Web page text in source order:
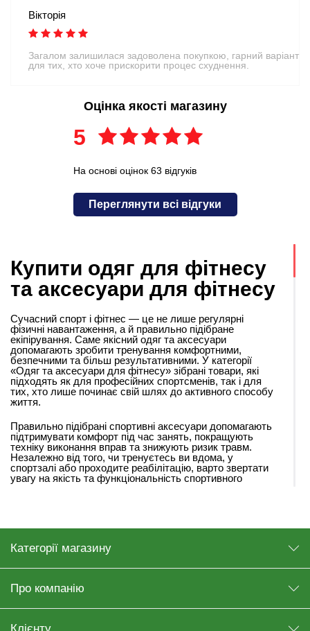
Купити одяг для фітнесу
та аксесуари для фітнесу
Сучасний спорт і фітнес — це не лише регулярні
фізичні навантаження, а й правильно підібране
екіпірування. Саме якісний одяг та аксесуари
допомагають зробити тренування комфортними,
безпечними та більш результативними. У категорії
«Одяг та аксесуари для фітнесу» зібрані товари, які
підходять як для професійних спортсменів, так і для
тих, хто лише починає свій шлях до активного способу
життя.
Правильно підібрані спортивні аксесуари допомагають
підтримувати комфорт під час занять, покращують
техніку виконання вправ та знижують ризик травм.
Незалежно від того, чи тренуєтесь ви вдома, у
спортзалі або проходите реабілітацію, варто звертати
увагу на якість та функціональність спортивного
ТРЕНУВАНЬ
Одним із популярних товарів для активних фізичних
ефект термосауни, допомагає посилити потовиділення
та зробити кардіо-тренування більш інтенсивними.
Сьогодні багато спортсменів та людей, які працюють
регулярних занять. Особливо популярним є
Вікторія
Загалом залишилася задоволена покупкою, гарний варіант
для тих, хто хоче прискорити процес схуднення.
Оцінка якості магазину
5
На основі оцінок 63 відгуків
Переглянути всі відгуки
Категорії магазину
Про компанію